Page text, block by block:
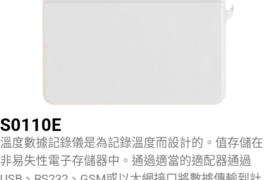
S0110E
溫度數據記錄儀是為記錄溫度而設計的。值存儲在
非易失性電子存儲器中。通過適當的適配器通過